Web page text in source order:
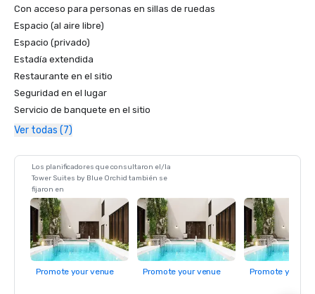
Con acceso para personas en sillas de ruedas
Espacio (al aire libre)
Espacio (privado)
Estadía extendida
Restaurante en el sitio
Seguridad en el lugar
Servicio de banquete en el sitio
Ver todas (7)
Los planificadores que consultaron el/la
Tower Suites by Blue Orchid también se
fijaron en
Promote your venue Promote your venue Promote your